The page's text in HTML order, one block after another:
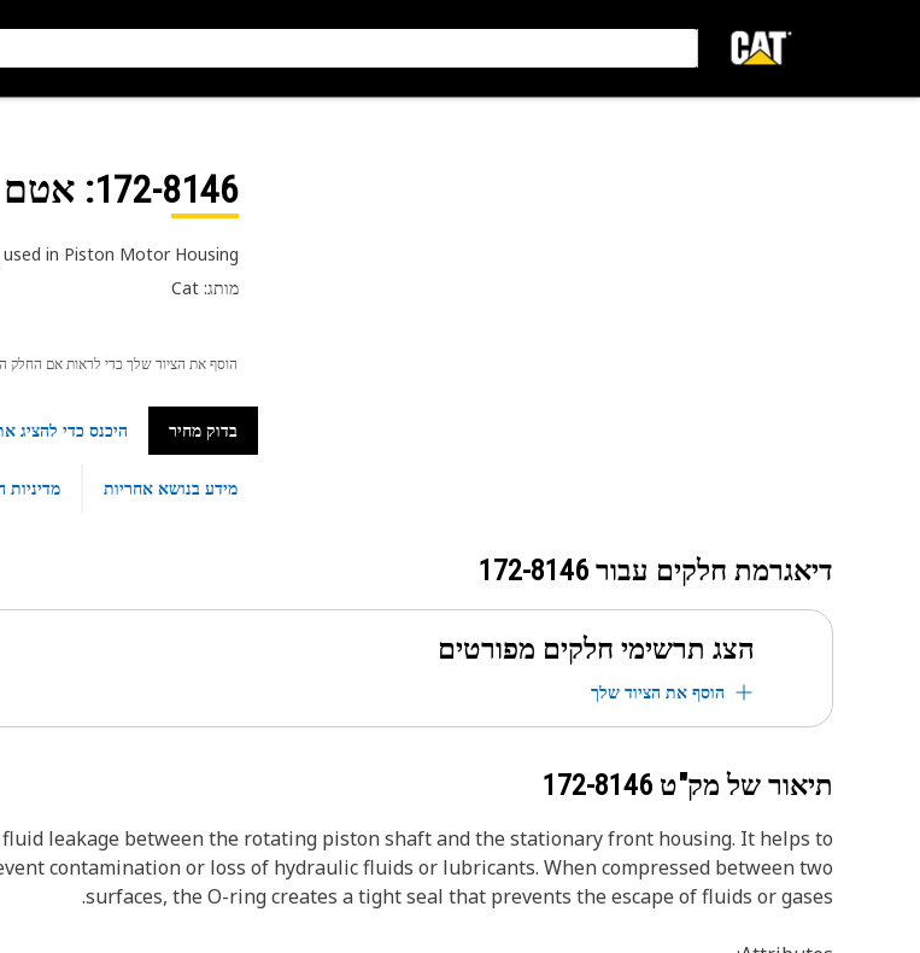
172-8146: אטם
in Piston Motor Housing
מותג: Cat
הוסף את הציוד שלך כדי לראות אם החלק
בדוק מחיר היכנס כדי להציג
מידע בנושא אחריות מדיניות
דיאגרמת חלקים עבור 172-8146
הצג תרשימי חלקים מפורטים
הוסף את הציוד שלך
תיאור של מק"ט 172-8146
leakage between the rotating piston shaft and the stationary front housing. It helps to
contamination or loss of hydraulic fluids or lubricants. When compressed between two
surfaces, the O-ring creates a tight seal that prevents the escape of fluids or gases.